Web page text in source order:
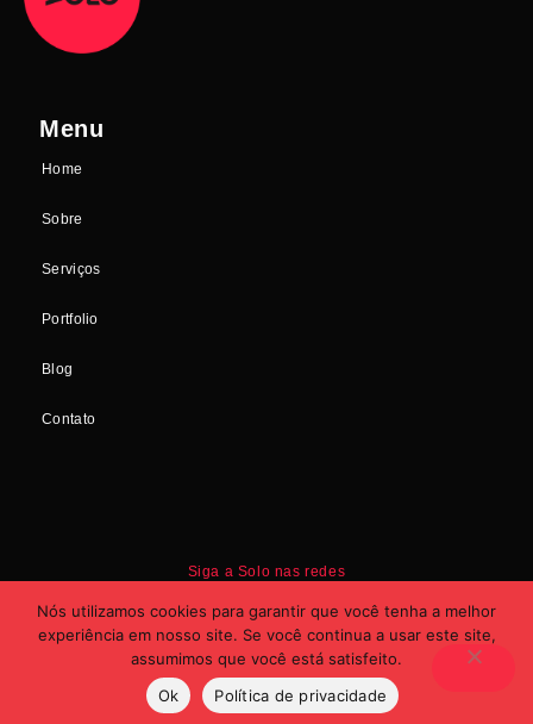
Menu
Home
Sobre
Serviços
Portfolio
Blog
Contato
Siga a Solo nas redes
Estúdio Solo Ltda 2025. Todos os direitos reservados.
Nós utilizamos cookies para garantir que você tenha a melhor
experiência em nosso site. Se você continua a usar este site,
assumimos que você está satisfeito.
Ok
Política de privacidade